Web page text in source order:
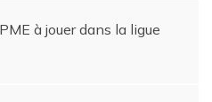
à jouer dans la ligue